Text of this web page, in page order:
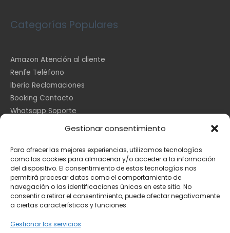
Gestionar consentimiento
Para ofrecer las mejores experiencias, utilizamos tecnologías
como las cookies para almacenar y/o acceder a la información
del dispositivo. El consentimiento de estas tecnologías nos
permitirá procesar datos como el comportamiento de
navegación o las identificaciones únicas en este sitio. No
consentir o retirar el consentimiento, puede afectar negativamente
a ciertas características y funciones.
Gestionar los servicios
Categorías Populares
Amazon Atención al cliente
Renfe Teléfono
Iberia Reclamaciones
Booking Contacto
Whatsapp Soporte
Información Legal
Aviso Legal
Política de Cookies